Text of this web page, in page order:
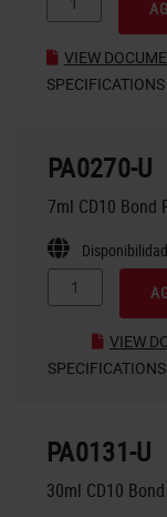
VIEW
SPECIFICATIONS
PA0270-U
7ml CD10 Bond
VIEW
SPECIFICATIONS
PA0131-U
30ml CD10